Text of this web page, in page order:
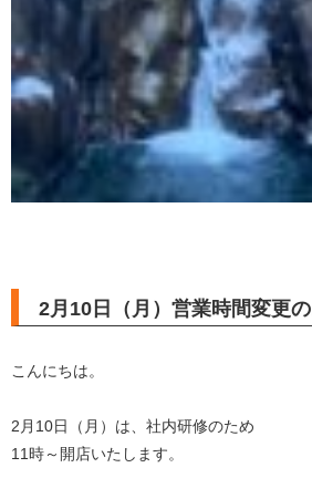
2月10日（月）営業時間変更
こんにちは。
2月10日（月）は、社内研修のため
11時～開店いたします。